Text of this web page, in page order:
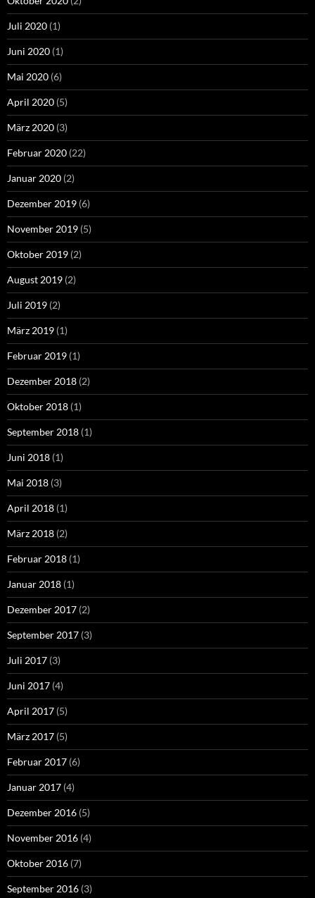
Juli 2020 (1)
Juni 2020 (1)
Mai 2020 (6)
April 2020 (5)
März 2020 (3)
Februar 2020 (22)
Januar 2020 (2)
Dezember 2019 (6)
November 2019 (5)
Oktober 2019 (2)
August 2019 (2)
Juli 2019 (2)
März 2019 (1)
Februar 2019 (1)
Dezember 2018 (2)
Oktober 2018 (1)
September 2018 (1)
Juni 2018 (1)
Mai 2018 (3)
April 2018 (1)
März 2018 (2)
Februar 2018 (1)
Januar 2018 (1)
Dezember 2017 (2)
September 2017 (3)
Juli 2017 (3)
Juni 2017 (4)
April 2017 (5)
März 2017 (5)
Februar 2017 (6)
Januar 2017 (4)
Dezember 2016 (5)
November 2016 (4)
Oktober 2016 (7)
September 2016 (3)